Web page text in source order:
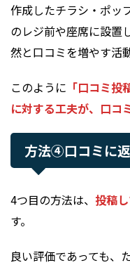
作成したチラシ・ポッ
のレジ前や座席に設置
然と口コミを増やす活
このように 「口コミ投
に対する工夫が、口コ
方法④口コミに
4つ目の方法は、 投稿
す。
良い評価であっても、